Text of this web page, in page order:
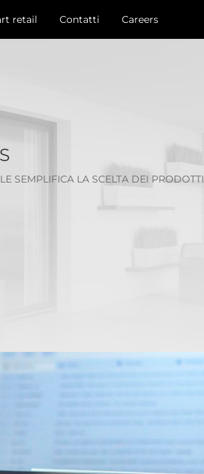
retail Contatti Careers
SEMPLIFICA LA SCELTA DEI PRODOTTI